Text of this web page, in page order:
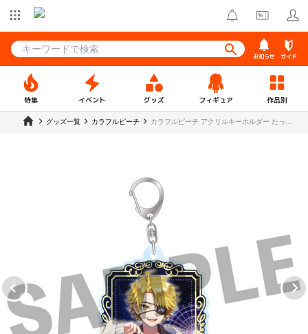
お知らせ ガイド
特集 イベント グッズ フィギュア 作品別
グッズ一覧 カラフルピーチ
カラフルピーチ アクリルキーホルダー たっつ